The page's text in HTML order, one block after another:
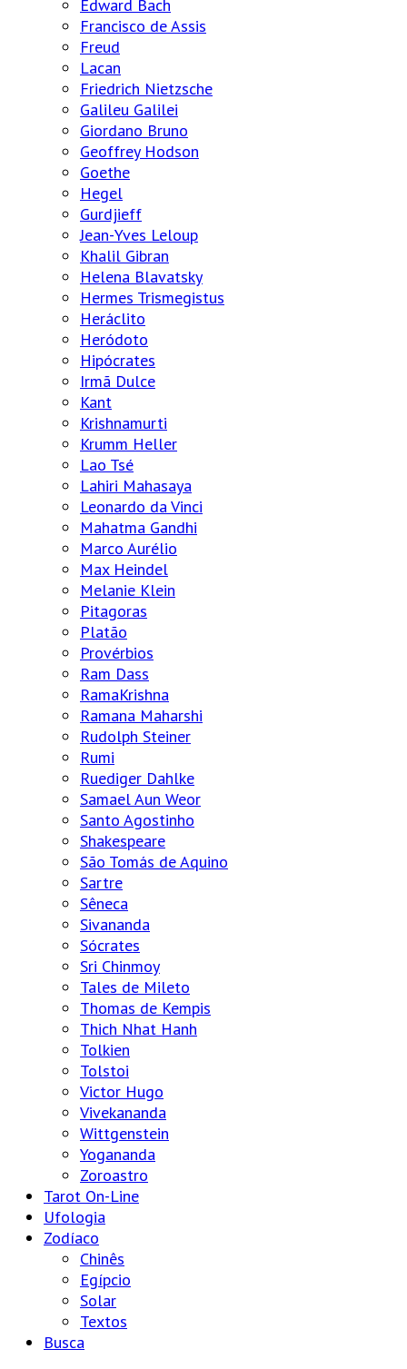
Edward Bach
Francisco de Assis
Freud
Lacan
Friedrich Nietzsche
Galileu Galilei
Giordano Bruno
Geoffrey Hodson
Goethe
Hegel
Gurdjieff
Jean-Yves Leloup
Khalil Gibran
Helena Blavatsky
Hermes Trismegistus
Heráclito
Heródoto
Hipócrates
Irmã Dulce
Kant
Krishnamurti
Krumm Heller
Lao Tsé
Lahiri Mahasaya
Leonardo da Vinci
Mahatma Gandhi
Marco Aurélio
Max Heindel
Melanie Klein
Pitagoras
Platão
Provérbios
Ram Dass
RamaKrishna
Ramana Maharshi
Rudolph Steiner
Rumi
Ruediger Dahlke
Samael Aun Weor
Santo Agostinho
Shakespeare
São Tomás de Aquino
Sartre
Sêneca
Sivananda
Sócrates
Sri Chinmoy
Tales de Mileto
Thomas de Kempis
Thich Nhat Hanh
Tolkien
Tolstoi
Victor Hugo
Vivekananda
Wittgenstein
Yogananda
Zoroastro
Tarot On-Line
Ufologia
Zodíaco
Chinês
Egípcio
Solar
Textos
Busca